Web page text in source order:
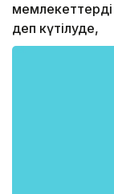
деп күтілуде,